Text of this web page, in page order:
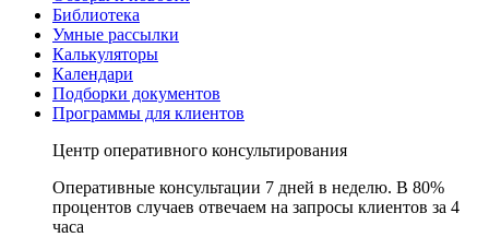
Библиотека
Умные рассылки
Калькуляторы
Календари
Подборки документов
Программы для клиентов
Центр оперативного консультирования
Оперативные консультации 7 дней в неделю. В 80%
процентов случаев отвечаем на запросы клиентов за 4
часа